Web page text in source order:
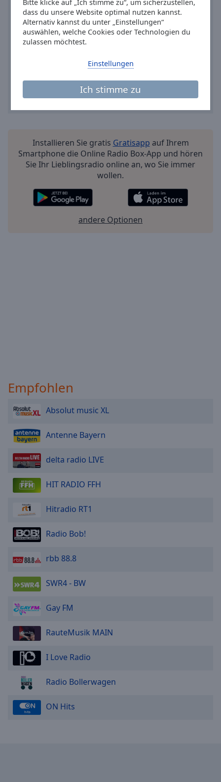
Bitte klicke auf „Ich stimme zu“, um sicherzustellen,
dass du unsere Website optimal nutzen kannst.
Alternativ kannst du unter „Einstellungen“
auswählen, welche Cookies oder Technologien du
zulassen möchtest.
Ich stimme zu
Einstellungen
window.
Installieren Sie gratis Gratisapp auf Ihrem
Smartphone die Online Radio Box-App und hören
Sie Ihr Lieblingsradio online an, wo Sie immer
wollen.
andere Optionen
Empfohlen
Absolut music XL
Antenne Bayern
delta radio LIVE
HIT RADIO FFH
Hitradio RT1
Radio Bob!
rbb 88.8
SWR4 - BW
Gay FM
RauteMusik MAIN
I Love Radio
Radio Bollerwagen
ON Hits